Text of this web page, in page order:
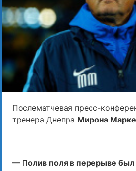
Послематчевая пресс-
тренера Днепра Мирона
— Полив поля в перерыве